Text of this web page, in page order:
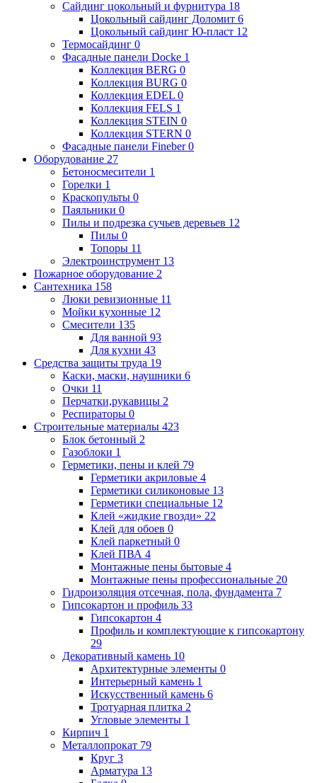
Сайдинг цокольный и фурнитура 18
Цокольный сайдинг Доломит 6
Цокольный сайдинг Ю-пласт 12
Термосайдинг 0
Фасадные панели Docke 1
Коллекция BERG 0
Коллекция BURG 0
Коллекция EDEL 0
Коллекция FELS 1
Коллекция STEIN 0
Коллекция STERN 0
Фасадные панели Fineber0
Оборудование 27
Бетоносмесители 1
Горелки 1
Краскопульты 0
Паяльники 0
Пилы и подрезка сучьев деревьев 12
Пилы 0
Топоры 11
Электроинструмент 13
Пожарное оборудование 2
Сантехника 158
Люки ревизионные 11
Мойки кухонные 12
Смесители 135
Для ванной 93
Для кухни 43
Средства защиты труда 19
Каски, маски, наушники 6
Очки 11
Перчатки,рукавицы 2
Респираторы 0
Строительные материалы 423
Блок бетонный 2
Газоблоки 1
Герметики, пены и клей 79
Герметики акриловые 4
Герметики силиконовые 13
Герметики специальные 12
Клей «жидкие гвозди» 22
Клей для обоев 0
Клей паркетный 0
Клей ПВА 4
Монтажные пены бытовые 4
Монтажные пены профессиональные 20
Гидроизоляция отсечная, пола, фундамента 7
Гипсокартон и профиль 33
Гипсокартон 4
Профиль и комплектующие к гипсокартону
29
Декоративный камень 10
Архитектурные элементы 0
Интерьерный камень 1
Искусственный камень 6
Тротуарная плитка 2
Угловые элементы 1
Кирпич 1
Металлопрокат 79
Круг 3
Арматура 13